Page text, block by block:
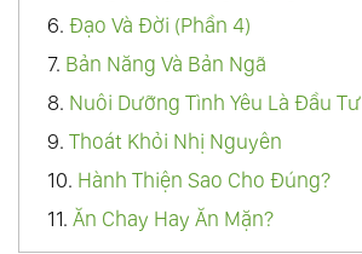
6. Đạo Và Đời (Phần 4)
7. Bản Năng Và Bản Ngã
8. Nuôi Dưỡng Tình Yêu Là Đầu
9. Thoát Khỏi Nhị Nguyên
10. Hành Thiện Sao Cho Đúng?
11. Ăn Chay Hay Ăn Mặn?